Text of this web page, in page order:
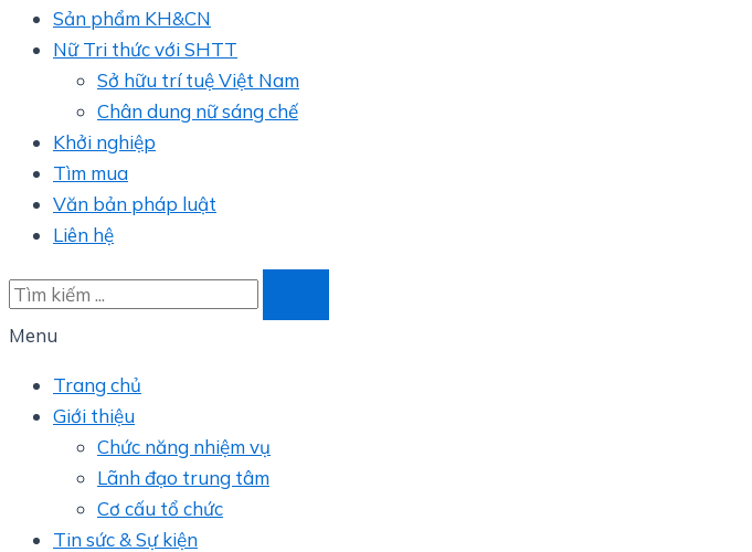
Sản phẩm KH&CN
Nữ Tri thức với SHTT
Sở hữu trí tuệ Việt Nam
Chân dung nữ sáng chế
Khởi nghiệp
Tìm mua
Văn bản pháp luật
Liên hệ
Menu
Trang chủ
Giới thiệu
Chức năng nhiệm vụ
Lãnh đạo trung tâm
Cơ cấu tổ chức
Tin sức & Sự kiện